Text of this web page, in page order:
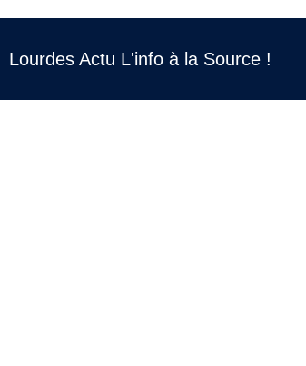
Lourdes Actu L'info à la Source !